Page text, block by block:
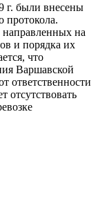
г. были внесены
протокола.
на
и порядка их
что
Варшавской
ответственности
отсутствовать